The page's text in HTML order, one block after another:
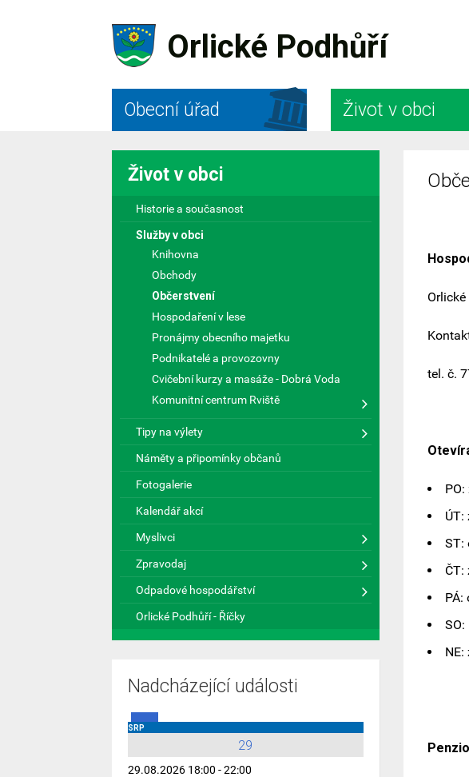
Orlické Podhůří
Obecní úřad Život v obci
Život v obci
Historie a současnost
Služby v obci
Knihovna
Obchody
Občerstvení
Hospodaření v lese
Pronájmy obecního majetku
Podnikatelé a provozovny
Cvičební kurzy a masáže - Dobrá Voda
Komunitní centrum Rviště
Tipy na výlety
Náměty a připomínky občanů
Fotogalerie
Kalendář akcí
Myslivci
Zpravodaj
Odpadové hospodářství
Orlické Podhůří - Říčky
Nadcházející události
SRP
29
29.08.2026 18:00 - 22:00
tel. č.
ÚT:
ST:
ČT:
PÁ:
SO:
NE: